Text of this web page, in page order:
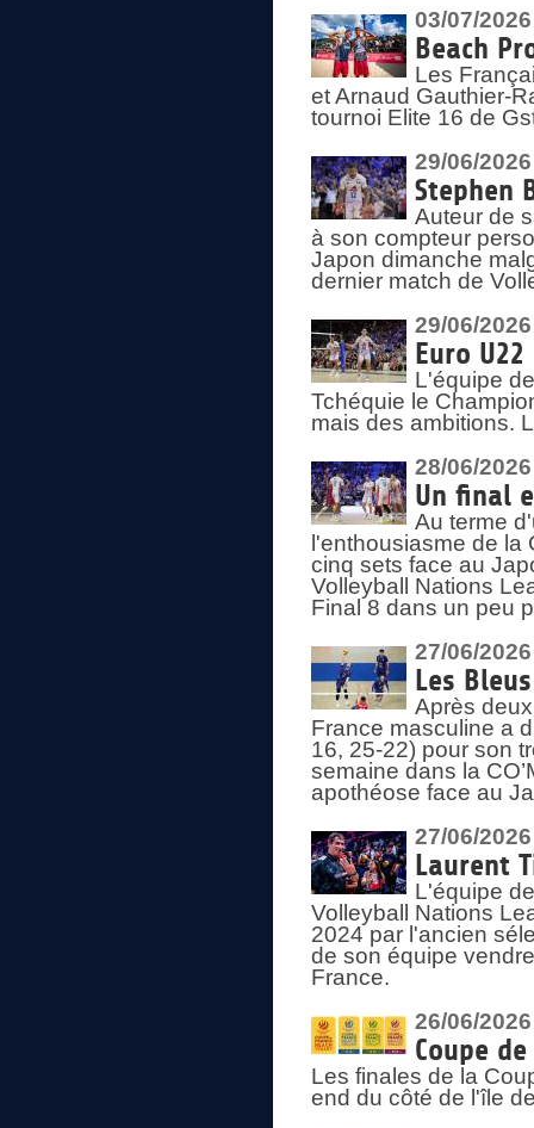
03/07/2026
Beach
Les
et Arnaud Gauthier-
tournoi Elite 16 de
29/06/2026
Stephen
Auteur de
à son compteur
Japon dimanche
dernier match de
29/06/2026
Euro
L'équipe
Tchéquie le
mais des ambitions.
28/06/2026
Un final
Au terme
l'enthousiasme de
cinq sets face au
Volleyball Nations
Final 8 dans un peu
27/06/2026
Les
Après
France masculine a
16, 25-22) pour son
semaine dans la
apothéose face au
27/06/2026
Laurent
L'équipe
Volleyball Nations
2024 par l'ancien
de son équipe
France.
26/06/2026
Coupe
Les finales de la
end du côté de l'île